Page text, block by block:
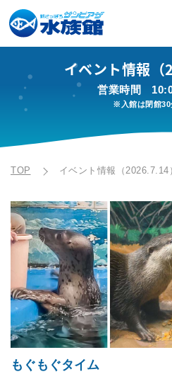
イベント情報（
営業時間
※入館は閉館30
TOP イベント情報（2026.7.14
もぐもぐタイム